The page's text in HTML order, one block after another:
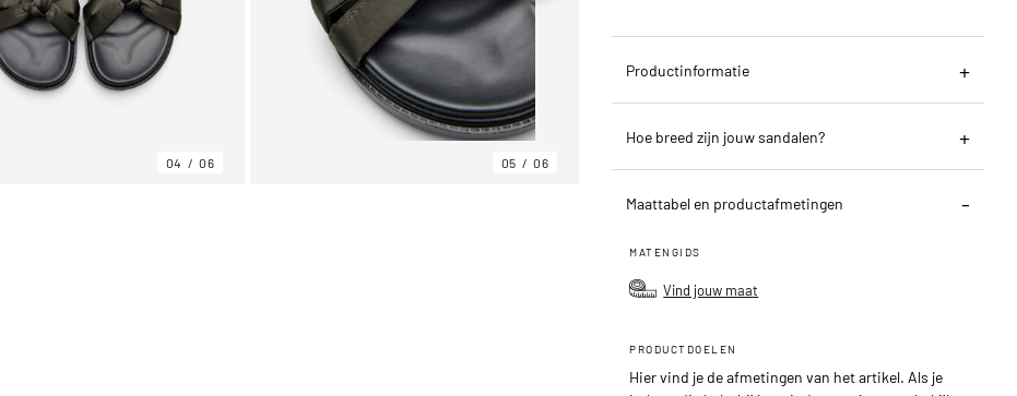
04 06 05 06
Productinformatie
Hoe breed zijn jouw sandalen?
Maattabel en productafmetingen
MATENGIDS
Vind jouw maat
PRODUCTDOELEN
Hier vind je de afmetingen van het artikel. Als je